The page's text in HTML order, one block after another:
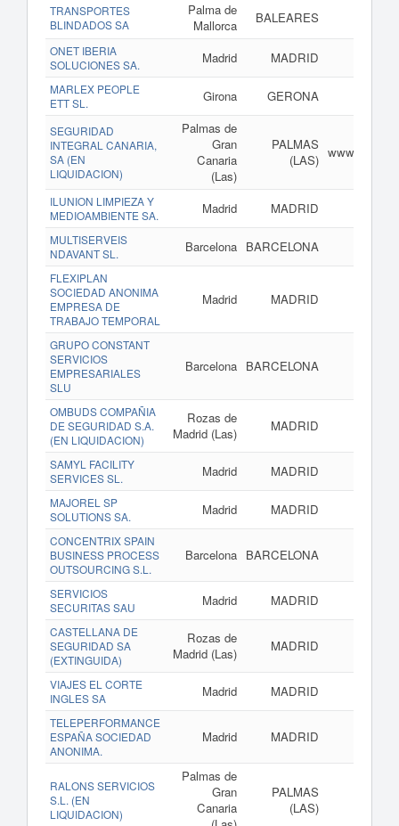
TRANSPORTES
BLINDADOS SA
Palma de
Mallorca
BALEARES
ONET IBERIA
SOLUCIONES SA.
Madrid MADRID
MARLEX PEOPLE
ETT SL.
Girona GERONA
SEGURIDAD
INTEGRAL CANARIA,
SA (EN
LIQUIDACION)
Palmas de
Gran
Canaria
(Las)
PALMAS
(LAS)
ILUNION LIMPIEZA Y
MEDIOAMBIENTE SA.
Madrid MADRID
MULTISERVEIS
NDAVANT SL.
Barcelona BARCELONA
FLEXIPLAN
SOCIEDAD ANONIMA
EMPRESA DE
TRABAJO TEMPORAL
Madrid MADRID
GRUPO CONSTANT
SERVICIOS
EMPRESARIALES
SLU
Barcelona BARCELONA
OMBUDS COMPAÑIA
DE SEGURIDAD S.A.
(EN LIQUIDACION)
Rozas de
Madrid (Las)
MADRID
SAMYL FACILITY
SERVICES SL.
Madrid MADRID
MAJOREL SP
SOLUTIONS SA.
Madrid MADRID
CONCENTRIX SPAIN
BUSINESS PROCESS
OUTSOURCING S.L.
Barcelona BARCELONA
SERVICIOS
SECURITAS SAU
Madrid MADRID
CASTELLANA DE
SEGURIDAD SA
(EXTINGUIDA)
Rozas de
Madrid (Las)
MADRID
VIAJES EL CORTE
INGLES SA
Madrid MADRID
TELEPERFORMANCE
ESPAÑA SOCIEDAD
ANONIMA.
Madrid MADRID
RALONS SERVICIOS
S.L. (EN
LIQUIDACION)
Palmas de
Gran
Canaria
PALMAS
(LAS)